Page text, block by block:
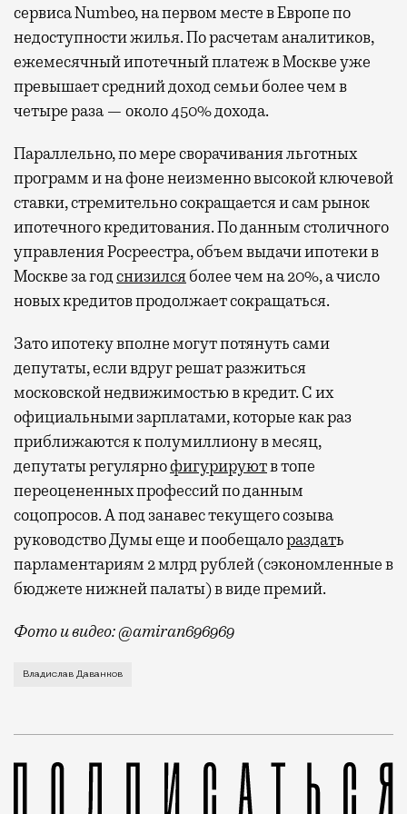
сервиса Numbeo, на первом месте в Европе по
недоступности жилья. По расчетам аналитиков,
ежемесячный ипотечный платеж в Москве уже
превышает средний доход семьи более чем в
четыре раза — около 450% дохода.
Параллельно, по мере сворачивания льготных
программ и на фоне неизменно высокой ключевой
ставки, стремительно сокращается и сам рынок
ипотечного кредитования. По данным столичного
управления Росреестра, объем выдачи ипотеки в
Москве за годснизилсяболее чем на 20%, а число
новых кредитов продолжает сокращаться.
Зато ипотеку вполне могут потянуть сами
депутаты, если вдруг решат разжиться
московской недвижимостью в кредит. С их
официальными зарплатами, которые как раз
приближаются к полумиллиону в месяц,
депутаты регулярнофигурируютв топе
переоцененных профессий по данным
соцопросов. А под занавес текущего созыва
руководство Думы еще и пообещалораздать
парламентариям 2 млрд рублей (сэкономленные в
бюджете нижней палаты) в виде премий.
Фото и видео: @amiran696969
Видео с репликой из интервью народного
Владислав Даванков